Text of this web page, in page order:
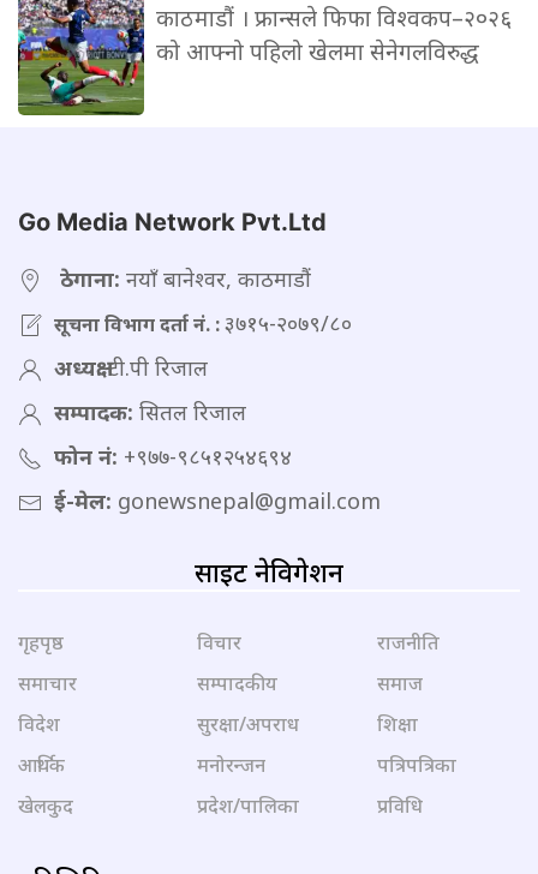
काठमाडौं । फ्रान्सले फिफा विश्वकप–२०२६
को आफ्नो पहिलो खेलमा सेनेगलविरुद्ध
Go Media Network Pvt.Ltd
ठेगाना: नयाँ बानेश्वर, काठमाडौं
सूचना विभाग दर्ता नं. :३७१५-२०७९/८०
अध्यक्ष:टी.पी रिजाल
सम्पादक: सितल रिजाल
फोन नं: +९७७-९८५१२५४६९४
ई-मेल: gonewsnepal@gmail.com
साइट नेविगेशन
गृहपृष्ठ
समाचार
विदेश
आर्थिक
खेलकुद
विचार
सम्पादकीय
सुरक्षा/अपराध
मनोरन्जन
प्रदेश/पालिका
राजनीति
समाज
शिक्षा
पत्रिपत्रिका
प्रविधि